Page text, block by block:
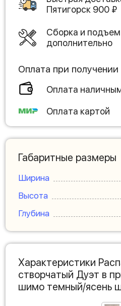
Пятигорск 900 ₽
Сборка и
дополнительно
Оплата при получении
Оплата
Оплата картой
Габаритные размеры
Ширина
Высота
Глубина
Характеристики
створчатый Дуэт в
шимо темный/ясень